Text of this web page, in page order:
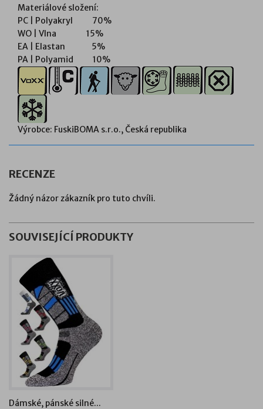
Materiálové složení:
PC | Polyakryl 70%
WO | Vlna 15%
EA | Elastan 5%
PA | Polyamid 10%
Výrobce: FuskiBOMA s.r.o., Česká republika
RECENZE
Žádný názor zákazník pro tuto chvíli.
SOUVISEJÍCÍ PRODUKTY
Dámské, pánské silné...